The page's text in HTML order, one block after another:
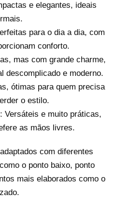
e elegantes, ideais
para o dia a dia, com
conforto.
mas com grande charme,
descomplicado e moderno.
ótimas para quem precisa
o estilo.
: Versáteis e muito práticas,
as mãos livres.
com diferentes
o ponto baixo, ponto
mais elaborados como o